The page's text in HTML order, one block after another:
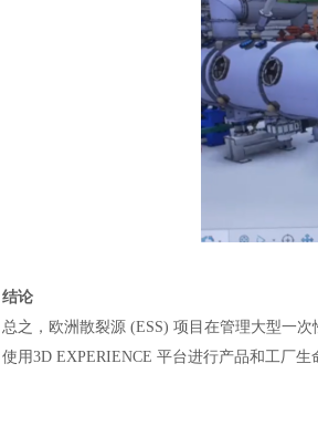
结论
总之，欧洲散裂源 (ESS) 项目在管理大型一
使用3D EXPERIENCE 平台进行产品和工厂生